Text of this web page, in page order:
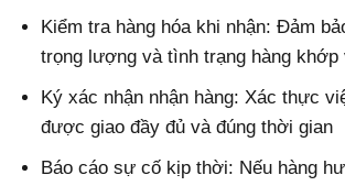
Kiểm tra hàng hóa khi nhận: Đảm
trọng lượng và tình trạng hàng khớp
Ký xác nhận nhận hàng: Xác thực
được giao đầy đủ và đúng thời gian
Báo cáo sự cố kịp thời: Nếu hàng